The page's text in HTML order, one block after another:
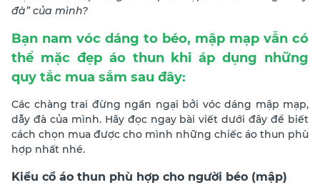
đà” của mình?
Bạn nam vóc dáng to béo, mập mạp vẫn có
thể mặc đẹp áo thun khi áp dụng những
quy tắc mua sắm sau đây:
Các chàng trai đừng ngần ngại bởi vóc dáng mập mạp,
dẫy đà của mình. Hãy đọc ngay bài viết dưới đây để biết
cách chọn mua được cho mình những chiếc áo thun phù
hợp nhất nhé.
Kiểu cổ áo thun phù hợp cho người béo (mập)